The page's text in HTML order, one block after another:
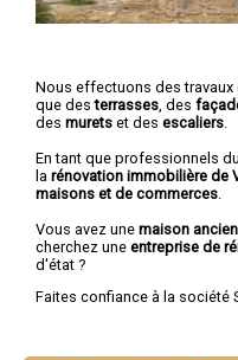
Nous effectuons des travaux
que desterrasses , des
des murets et des escaliers
En tant que professionnels
la rénovation immobilière de
maisons et de commerces
Vous avez une maison
cherchez une entreprise de
d'état ?
Faites confiance à la société